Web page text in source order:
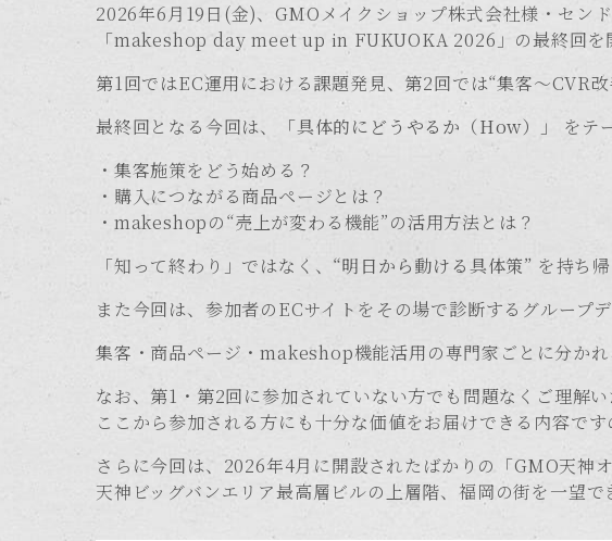
2026年6月19日(金)、GMOメイクショップ株式会社様・セン
「makeshop day meet up in FUKUOKA 2026」の最終回を
第1回ではEC運用における課題発見、第2回では“集客〜CVR
最終回となる今回は、
「具体的にどうやるか（How）」
をテ
・集客施策をどう始める？
・購入につながる商品ページとは？
・makeshopの“売上が変わる機能”の活用方法とは？
「知って終わり」ではなく、 “明日から動ける具体策” を持ち
また今回は、参加者のECサイトをその場で診断するグループ
集客・商品ページ・makeshop機能活用の専門家ごとに分か
なお、第1・第2回に参加されていない方でも問題なくご理解い
ここから参加される方にも十分な価値をお届けできる内容で
さらに今回は、2026年4月に開設されたばかりの「GMO天神オ
天神ビッグバンエリア最高層ビルの上層階、福岡の街を一望で